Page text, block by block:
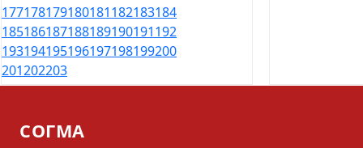
177178179180181182183184
185186187188189190191192
193194195196197198199200
201202203
СОГМА